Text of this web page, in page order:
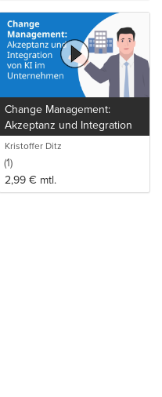
Change Management:
Akzeptanz und Integration
von KI im Unternehmen
Kristoffer Ditz
(1)
2,99 € mtl.